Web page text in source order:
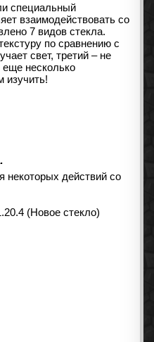
специальный
взаимодействовать со
7 видов стекла.
по сравнению с
свет, третий – не
еще несколько
изучить!
некоторых действий со